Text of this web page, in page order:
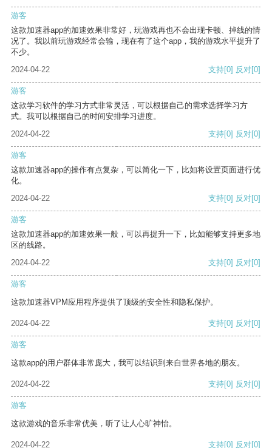
游客
这款加速器app的加速效果非常好，玩游戏再也不会出现卡顿、掉线的情
况了。我以前玩游戏经常会输，现在有了这个app，我的游戏水平提升了
不少。
2024-04-22
支持[0] 反对[0]
游客
这款学习软件的学习方式非常灵活，可以根据自己的需求选择学习方
式。我可以根据自己的时间安排学习进度。
2024-04-22
支持[0] 反对[0]
游客
这款加速器app的操作有点复杂，可以简化一下，比如将设置页面进行优
化。
2024-04-22
支持[0] 反对[0]
游客
这款加速器app的加速效果一般，可以再提升一下，比如能够支持更多地
区的线路。
2024-04-22
支持[0] 反对[0]
游客
这款加速器VPM应用程序提供了顶级的安全性和隐私保护。
2024-04-22 支持[0] 反对[0]
游客
这款app的用户群体非常庞大，我可以结识到来自世界各地的朋友。
2024-04-22 支持[0] 反对[0]
游客
这款游戏的音乐非常优美，听了让人心旷神怡。
2024-04-22 支持[0] 反对[0]